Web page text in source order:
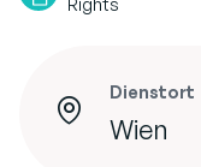
Rights
Dienstort
Wien